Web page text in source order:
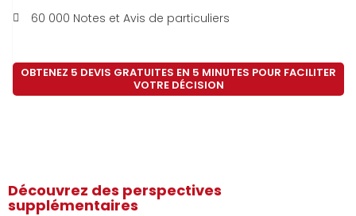
60 000 Notes et Avis de particuliers
OBTENEZ 5 DEVIS GRATUITES EN 5 MINUTES POUR FACILITER
VOTRE DÉCISION
Découvrez des perspectives
supplémentaires